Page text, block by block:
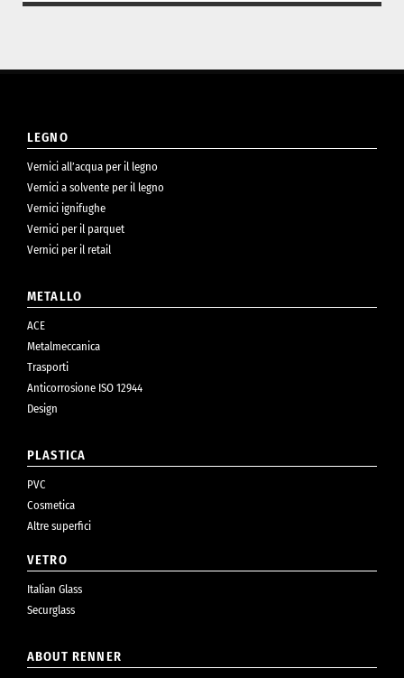
LEGNO
Vernici all’acqua per il legno
Vernici a solvente per il legno
Vernici ignifughe
Vernici per il parquet
Vernici per il retail
METALLO
ACE
Metalmeccanica
Trasporti
Anticorrosione ISO 12944
Design
PLASTICA
PVC
Cosmetica
Altre superfici
VETRO
Italian Glass
Securglass
ABOUT RENNER